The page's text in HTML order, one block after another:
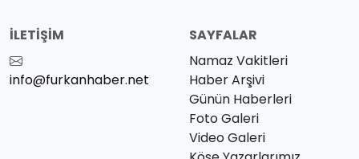
İLETIŞIM
info@furkanhaber.net
SAYFALAR
Namaz Vakitleri
Haber Arşivi
Günün Haberleri
Foto Galeri
Video Galeri